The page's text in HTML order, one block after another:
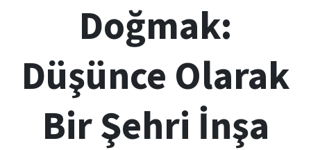
Doğmak:
Düşünce Olarak
Bir Şehri İnşa